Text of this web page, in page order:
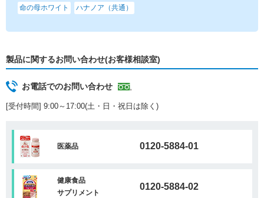
命の母ホワイト ハナノア（共通）
製品に関するお問い合わせ(お客様相談室)
お電話でのお問い合わせ
[受付時間] 9:00～17:00(土・日・祝日は除く)
医薬品 0120-5884-01
健康食品
サプリメント
0120-5884-02